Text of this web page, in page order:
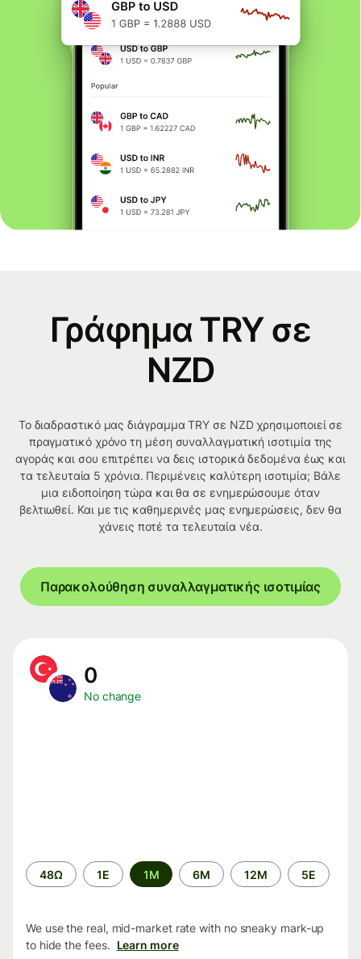
Γράφημα TRY σε
NZD
Το διαδραστικό μας διάγραμμα TRY σε NZD χρησιμοποιεί σε
πραγματικό χρόνο τη μέση συναλλαγματική ισοτιμία της
αγοράς και σου επιτρέπει να δεις ιστορικά δεδομένα έως και
τα τελευταία 5 χρόνια. Περιμένεις καλύτερη ισοτιμία; Βάλε
μια ειδοποίηση τώρα και θα σε ενημερώσουμε όταν
βελτιωθεί. Και με τις καθημερινές μας ενημερώσεις, δεν θα
χάνεις ποτέ τα τελευταία νέα.
Παρακολούθηση συναλλαγματικής ισοτιμίας
0
No change
Time
period
48Ω 1Ε 1M 6M 12M 5Ε
We use the real, mid-market rate with no sneaky mark-up
to hide the fees. Learn more